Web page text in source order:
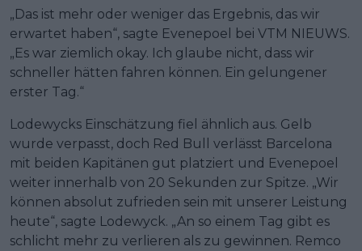
„Das ist mehr oder weniger das Ergebnis, das wir
erwartet haben“, sagte Evenepoel bei VTM NIEUWS.
„Es war ziemlich okay. Ich glaube nicht, dass wir
schneller hätten fahren können. Ein gelungener
erster Tag.“
Lodewycks Einschätzung fiel ähnlich aus. Gelb
wurde verpasst, doch Red Bull verlässt Barcelona
mit beiden Kapitänen gut platziert und Evenepoel
weiter innerhalb von 20 Sekunden zur Spitze. „Wir
können absolut zufrieden sein mit unserer Leistung
heute“, sagte Lodewyck. „An so einem Tag gibt es
schlicht mehr zu verlieren als zu gewinnen. Remco